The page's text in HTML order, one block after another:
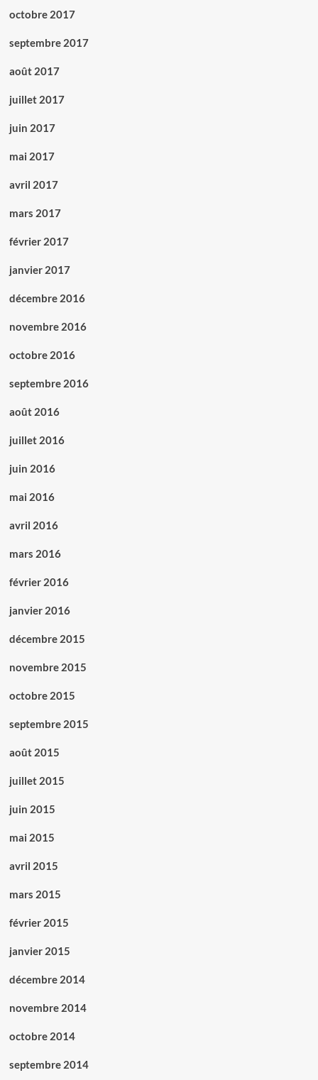
octobre 2017
septembre 2017
août 2017
juillet 2017
juin 2017
mai 2017
avril 2017
mars 2017
février 2017
janvier 2017
décembre 2016
novembre 2016
octobre 2016
septembre 2016
août 2016
juillet 2016
juin 2016
mai 2016
avril 2016
mars 2016
février 2016
janvier 2016
décembre 2015
novembre 2015
octobre 2015
septembre 2015
août 2015
juillet 2015
juin 2015
mai 2015
avril 2015
mars 2015
février 2015
janvier 2015
décembre 2014
novembre 2014
octobre 2014
septembre 2014